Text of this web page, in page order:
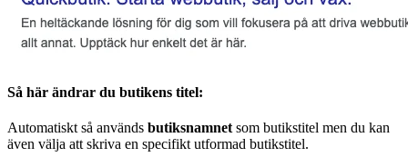
Så här ändrar du butikens titel:
Automatiskt så används butiksnamnetsom butikstitel men du kan
även välja att skriva en specifikt utformad butikstitel.